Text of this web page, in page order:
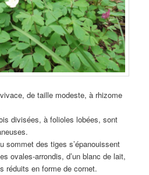
de taille modeste, à rhizome
divisées, à folioles lobées, sont
sommet des tiges s’épanouissent
ovales-arrondis, d’un blanc de lait,
réduits en forme de cornet.